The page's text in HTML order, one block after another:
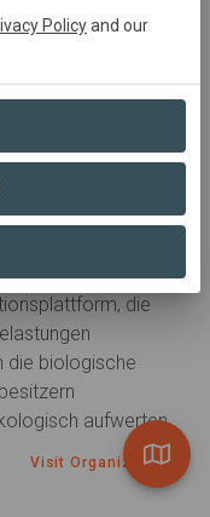
die
die biologische
aufwerten.
Visit Organization
Policyand our